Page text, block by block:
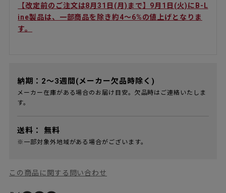
【改定前のご注文は8月31日(月)まで】9月1日(火)にB-L
ine製品は、一部商品を除き約4〜6%の値上げとなりま
す。
納期：2～3週間(メーカー欠品時除く)
メーカー在庫がある場合のお届け目安。欠品時はご連絡いたしま
す。
送料： 無料
※一部対象外地域がある場合がございます。
この商品に関する問い合わせ